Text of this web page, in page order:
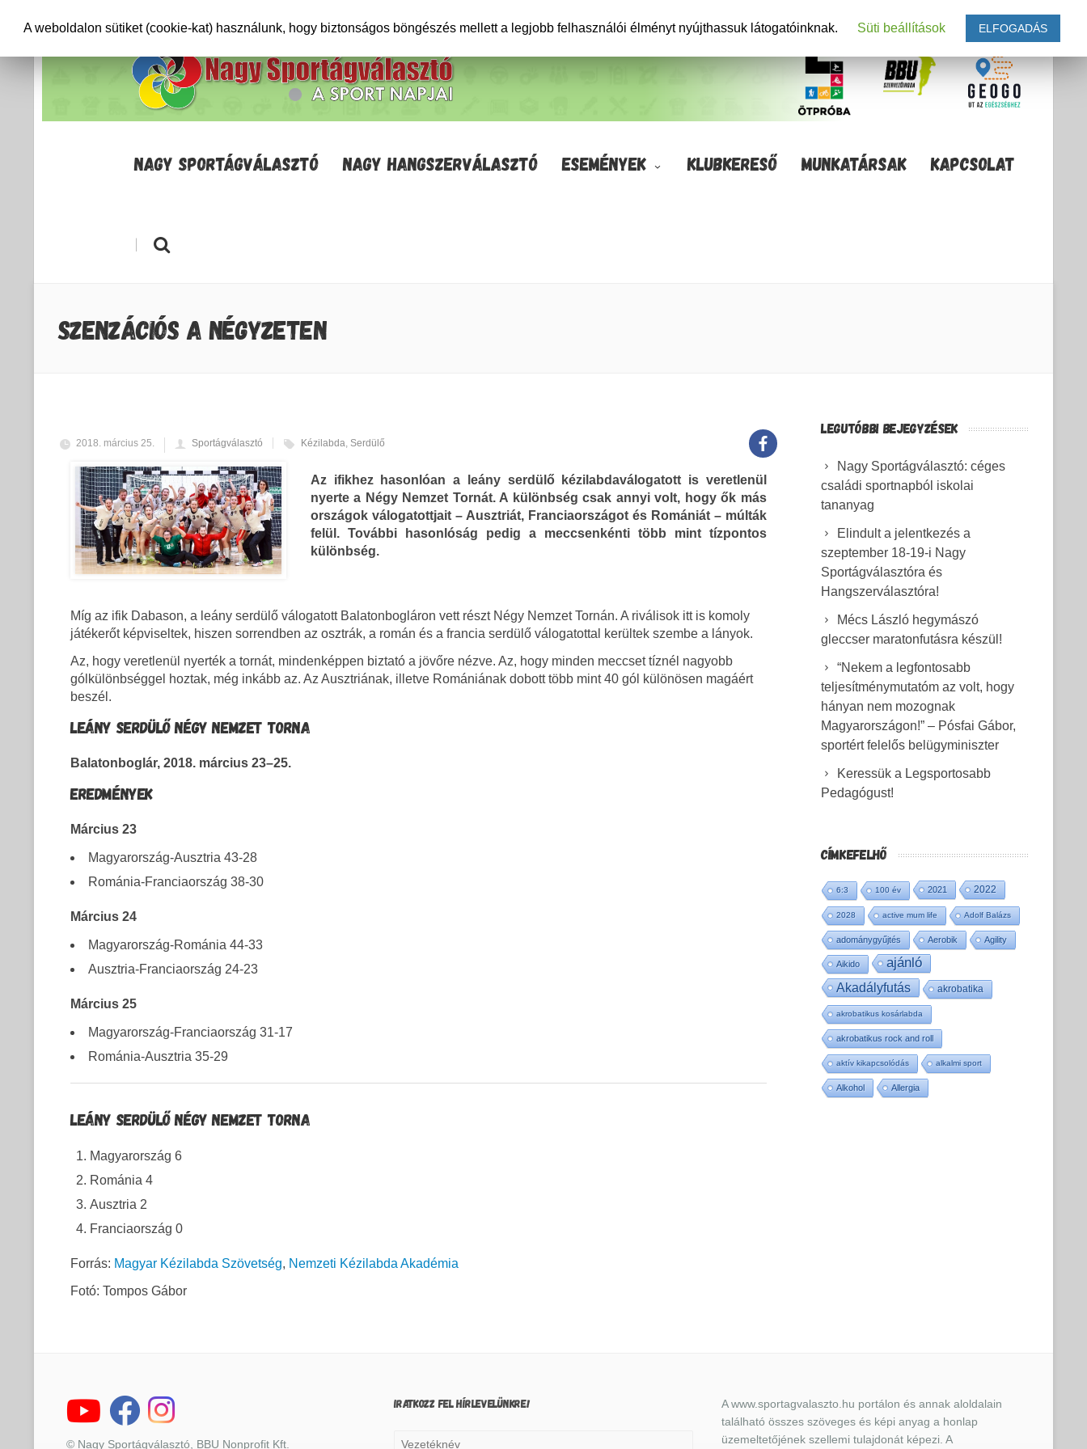
NAGY SPORTÁGVÁLASZTÓ NAGY HANGSZERVÁLASZTÓ ESEMÉNYEK KLUBKERESŐ MUNKATÁRSAK KAPCSOLAT
|
SZENZÁCIÓS A NÉGYZETEN
2018. március 25. Sportágválasztó Kézilabda, Serdülő
Az ifikhez hasonlóan a leány serdülő kézilabdaválogatott is veretlenül
nyerte a Négy Nemzet Tornát. A különbség csak annyi volt, hogy ők más
országok válogatottjait – Ausztriát, Franciaországot és Romániát – múlták
felül. További hasonlóság pedig a meccsenkénti több mint tízpontos
különbség.
Míg az ifik Dabason, a leány serdülő válogatott Balatonbogláron vett részt Négy Nemzet Tornán. A riválisok itt is komoly
játékerőt képviseltek, hiszen sorrendben az osztrák, a román és a francia serdülő válogatottal kerültek szembe a lányok.
Az, hogy veretlenül nyerték a tornát, mindenképpen biztató a jövőre nézve. Az, hogy minden meccset tíznél nagyobb
gólkülönbséggel hoztak, még inkább az. Az Ausztriának, illetve Romániának dobott több mint 40 gól különösen magáért
beszél.
LEÁNY SERDÜLŐ NÉGY NEMZET TORNA
Balatonboglár, 2018. március 23–25.
EREDMÉNYEK
Március 23
Magyarország-Ausztria 43-28
Románia-Franciaország 38-30
Március 24
Magyarország-Románia 44-33
Ausztria-Franciaország 24-23
Március 25
Magyarország-Franciaország 31-17
Románia-Ausztria 35-29
LEÁNY SERDÜLŐ NÉGY NEMZET TORNA
Magyarország 6
Románia 4
Ausztria 2
Franciaország 0
Forrás: Magyar Kézilabda Szövetség, Nemzeti Kézilabda Akadémia
Fotó: Tompos Gábor
LEGUTÓBBI BEJEGYZÉSEK
Nagy Sportágválasztó: céges
családi sportnapból iskolai
tananyag
Elindult a jelentkezés a
szeptember 18-19-i Nagy
Sportágválasztóra és
Hangszerválasztóra!
Mécs László hegymászó
gleccser maratonfutásra készül!
“Nekem a legfontosabb
teljesítménymutatóm az volt, hogy
hányan nem mozognak
Magyarországon!” – Pósfai Gábor,
sportért felelős belügyminiszter
Keressük a Legsportosabb
Pedagógust!
CÍMKEFELHŐ
6:3 100 év 2021 2022
2028 active mum life Adolf Balázs
adománygyűjtés Aerobik Agility
Aikido ajánló
Akadályfutás akrobatika
akrobatikus kosárlabda
akrobatikus rock and roll
aktív kikapcsolódás alkalmi sport
Alkohol Allergia
© Nagy Sportágválasztó, BBU Nonprofit Kft.
IRATKOZZ FEL HÍRLEVELÜNKRE!
A www.sportagvalaszto.hu portálon és annak aloldalain
található összes szöveges és képi anyag a honlap
üzemeltetőjének szellemi tulajdonát képezi. A
A weboldalon sütiket (cookie-kat) használunk, hogy biztonságos böngészés mellett a legjobb felhasználói élményt nyújthassuk látogatóinknak. Süti beállítások ELFOGADÁS